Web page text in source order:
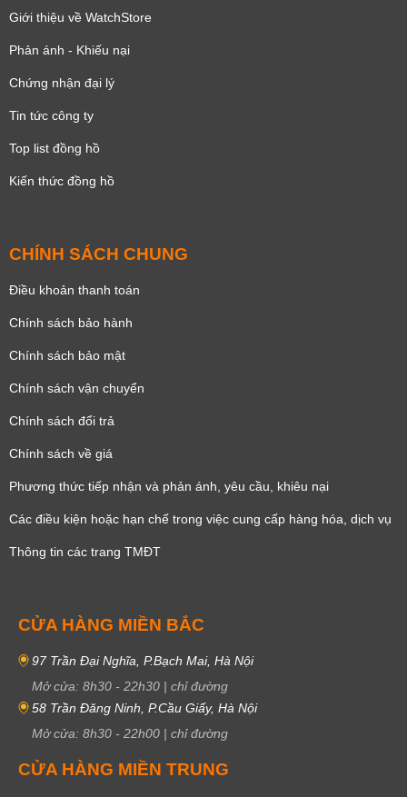
Giới thiệu về WatchStore
Phản ánh - Khiếu nại
Chứng nhận đại lý
Tin tức công ty
Top list đồng hồ
Kiến thức đồng hồ
CHÍNH SÁCH CHUNG
Điều khoản thanh toán
Chính sách bảo hành
Chính sách bảo mật
Chính sách vận chuyển
Chính sách đổi trả
Chính sách về giá
Phương thức tiếp nhận và phản ánh, yêu cầu, khiêu nại
Các điều kiện hoặc hạn chế trong việc cung cấp hàng hóa, dịch vụ
Thông tin các trang TMĐT
CỬA HÀNG MIỀN BẮC
97 Trần Đại Nghĩa, P.Bạch Mai, Hà Nội
Mở cửa: 8h30 - 22h30 | chỉ đường
58 Trần Đăng Ninh, P.Cầu Giấy, Hà Nội
Mở cửa: 8h30 - 22h00 | chỉ đường
CỬA HÀNG MIỀN TRUNG